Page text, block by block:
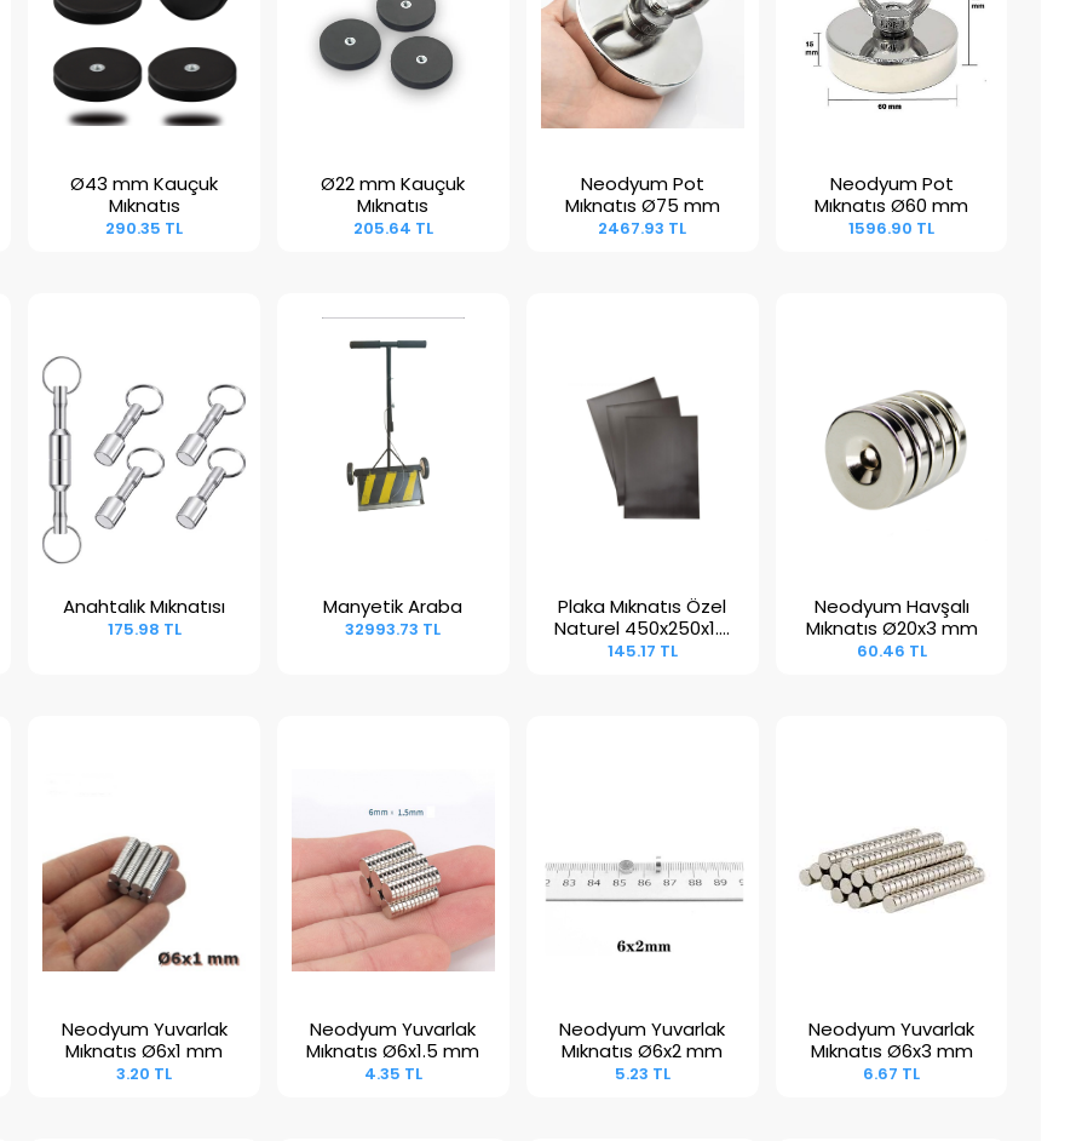
Sepete Ekle
Ø43 mm Kauçuk
Mıknatıs
290.35 TL
Sepete Ekle
Ø22 mm Kauçuk
Mıknatıs
205.64 TL
Sepete Ekle
Neodyum Pot
Mıknatıs Ø75 mm
2467.93 TL
Sepete Ekle
Neodyum Pot
Mıknatıs Ø60 mm
1596.90 TL
Sepete Ekle
Anahtalık Mıknatısı
175.98 TL Sepete Ekle
Manyetik Araba
32993.73 TL Sepete Ekle
Plaka Mıknatıs Özel
Naturel 450x250x1.5
mm
145.17 TL
Sepete Ekle
Neodyum Havşalı
Mıknatıs Ø20x3 mm
60.46 TL
Sepete Ekle
Neodyum Yuvarlak
Mıknatıs Ø6x1 mm
3.20 TL
Sepete Ekle
Neodyum Yuvarlak
Mıknatıs Ø6x1.5 mm
4.35 TL
Sepete Ekle
Neodyum Yuvarlak
Mıknatıs Ø6x2 mm
5.23 TL
Sepete Ekle
Neodyum Yuvarlak
Mıknatıs Ø6x3 mm
6.67 TL